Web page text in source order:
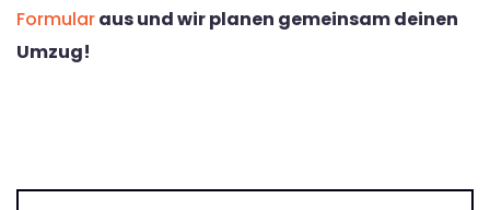
Formularaus und wir planen gemeinsam deinen
Umzug!